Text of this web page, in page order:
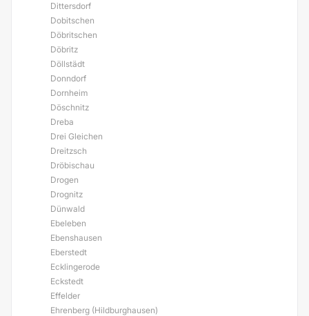
Dittersdorf
Dobitschen
Döbritschen
Döbritz
Döllstädt
Donndorf
Dornheim
Döschnitz
Dreba
Drei Gleichen
Dreitzsch
Dröbischau
Drogen
Drognitz
Dünwald
Ebeleben
Ebenshausen
Eberstedt
Ecklingerode
Eckstedt
Effelder
Ehrenberg (Hildburghausen)